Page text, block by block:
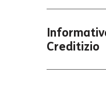
Creditizio